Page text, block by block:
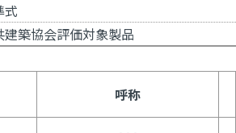
式
建築協会評価対象製品
呼称